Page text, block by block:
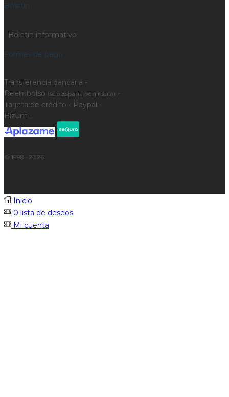
Boletín
Boletín informativo
Formas de pago
Transferencia bancaria -
Reembolso (solo España península) -
Tarjeta de crédito - Paypal -
Bizum -
© 1998 - 2026
Inicio
0 lista de deseos
Mi cuenta